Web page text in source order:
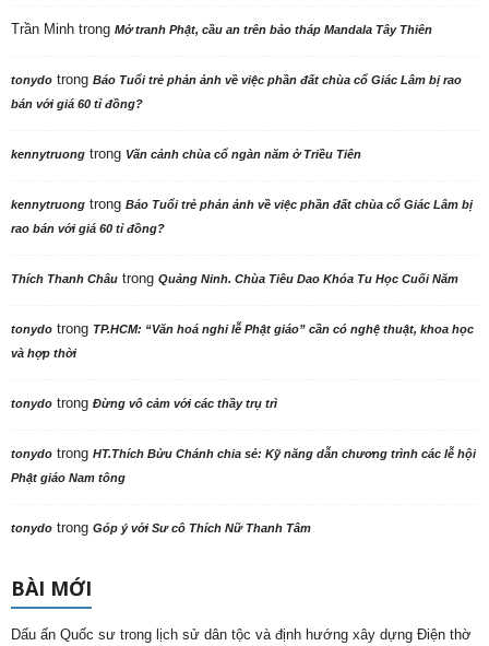
Trần Minh trong Mở tranh Phật, cầu an trên bảo tháp Mandala Tây Thiên
tonydo trong Báo Tuổi trẻ phản ảnh về việc phần đất chùa cổ Giác Lâm bị rao
bán với giá 60 tỉ đồng?
kennytruong trong Vãn cảnh chùa cổ ngàn năm ở Triều Tiên
kennytruong trong Báo Tuổi trẻ phản ảnh về việc phần đất chùa cổ Giác Lâm bị
rao bán với giá 60 tỉ đồng?
Thích Thanh Châu trong Quảng Ninh. Chùa Tiêu Dao Khóa Tu Học Cuối Năm
tonydo trong TP.HCM: “Văn hoá nghi lễ Phật giáo” cần có nghệ thuật, khoa học
và hợp thời
tonydo trong Đừng vô cảm với các thầy trụ trì
tonydo trong HT.Thích Bửu Chánh chia sẻ: Kỹ năng dẫn chương trình các lễ hội
Phật giáo Nam tông
tonydo trong Góp ý với Sư cô Thích Nữ Thanh Tâm
BÀI MỚI
Dấu ấn Quốc sư trong lịch sử dân tộc và định hướng xây dựng Điện thờ